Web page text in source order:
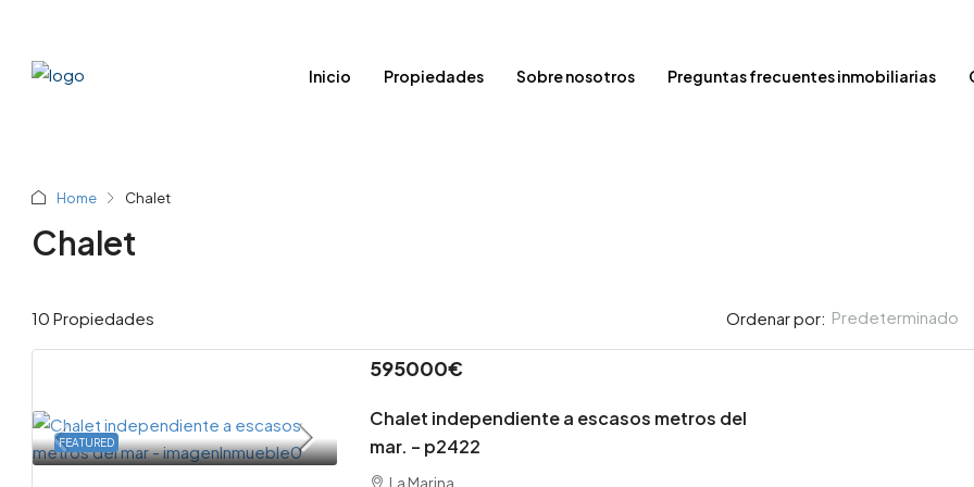
Inicio Propiedades Sobre nosotros Preguntas frecuentes inmobiliarias
Home Chalet
Chalet
10 Propiedades Ordenar por: Predeterminado
FEATURED
595000€
Chalet independiente a escasos metros del
mar. – p2422
La Marina